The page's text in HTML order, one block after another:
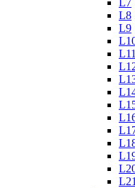
L7
L8
L9
L11
L21